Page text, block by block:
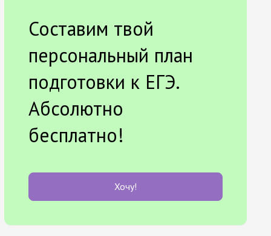
Составим твой
персональный план
подготовки к ЕГЭ.
Абсолютно
бесплатно!
Хочу!